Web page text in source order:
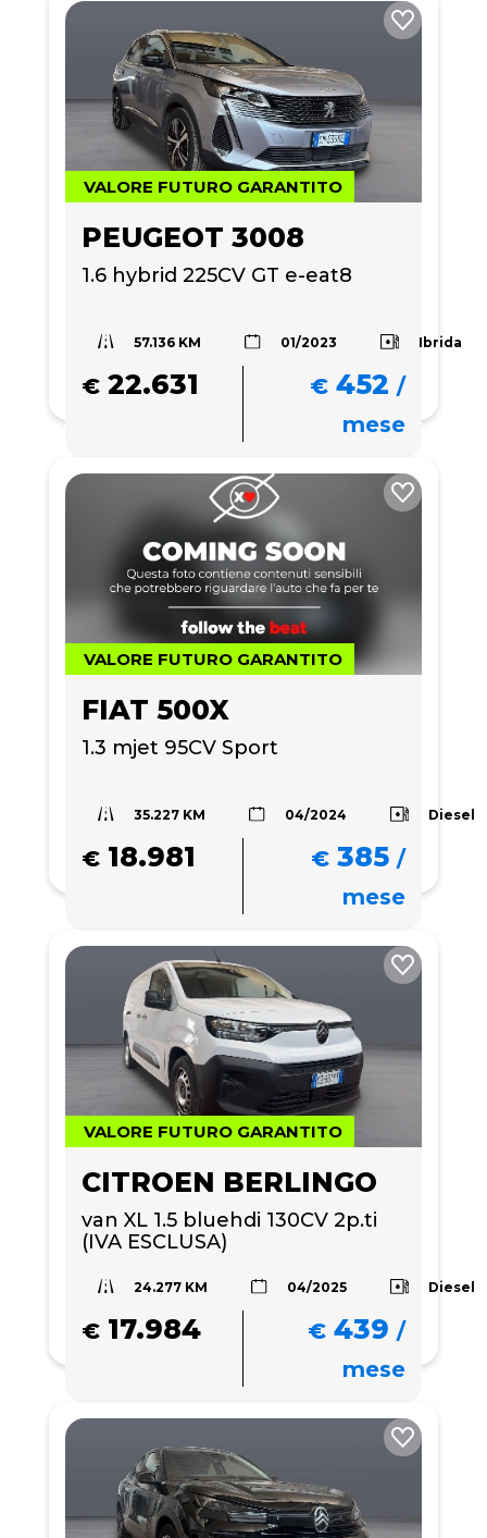
VALORE FUTURO GARANTITO
PEUGEOT 3008
1.6 hybrid 225CV GT e-eat8
57.136 KM 01/2023 Ibrida
€ 22.631 € 452 /
mese
VALORE FUTURO GARANTITO
FIAT 500X
1.3 mjet 95CV Sport
35.227 KM 04/2024 Diesel
€ 18.981 € 385 /
mese
VALORE FUTURO GARANTITO
CITROEN BERLINGO
van XL 1.5 bluehdi 130CV 2p.ti
(IVA ESCLUSA)
24.277 KM 04/2025 Diesel
€ 17.984 € 439 /
mese